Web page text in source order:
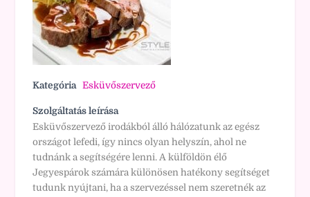
Kategória Esküvőszervező
Szolgáltatás leírása
Esküvőszervező irodákból álló hálózatunk az egész
országot lefedi, így nincs olyan helyszín, ahol ne
tudnánk a segítségére lenni. A külföldön élő
Jegyespárok számára különösen hatékony segítséget
tudunk nyújtani, ha a szervezéssel nem szeretnék az